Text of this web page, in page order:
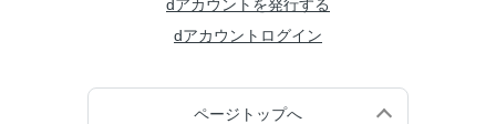
dアカウントを発行する
dアカウントログイン
ページトップへ